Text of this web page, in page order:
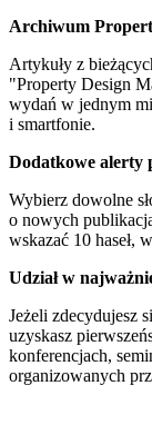
Archiwum
Artykuły z
"Property Design
wydań w jednym
i smartfonie.
Dodatkowe alerty
Wybierz dowolne
o nowych
wskazać 10 haseł,
Udział w
Jeżeli zdecydujesz
uzyskasz
konferencjach,
organizowanych